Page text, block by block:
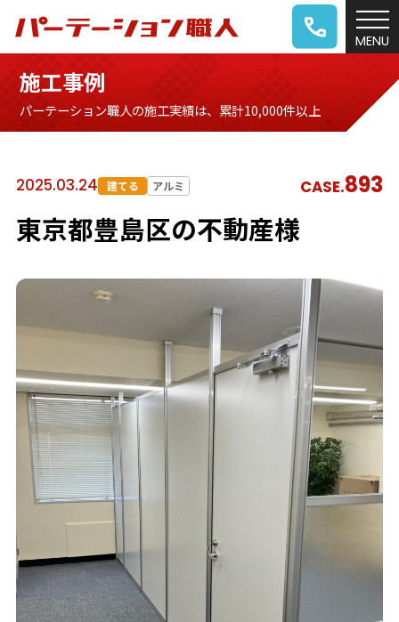
施工事例
パーテーション職人の施工実績は、累計10,000件以上
2025.03.24 建てる アルミ CASE.893
東京都豊島区の不動産様